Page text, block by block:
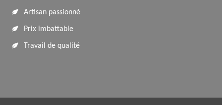
Artisan passionné
Prix imbattable
Travail de qualité